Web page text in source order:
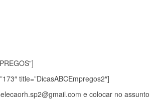
title=”DicasABCEmpregos2″]
e colocar no assunto